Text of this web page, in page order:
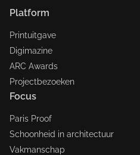
Platform
Printuitgave
Digimazine
ARC Awards
Projectbezoeken
Focus
Paris Proof
Schoonheid in architectuur
Vakmanschap